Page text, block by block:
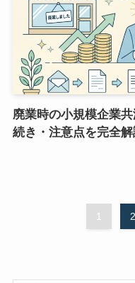
廃業時の小規模企業
続き・注意点を完全
1 2